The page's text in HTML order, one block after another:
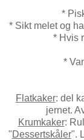
*
* Sikt melet og
* Hvis
*
Flatkaker: del
jernet.
Krumkaker:
"Dessertskåler".